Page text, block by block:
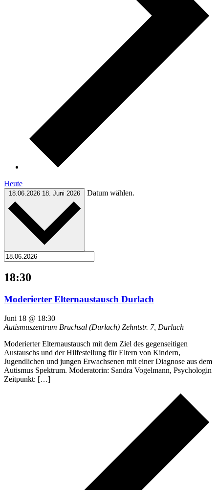
Heute
18.06.2026 18. Juni 2026 Datum wählen.
18:30
Moderierter Elternaustausch Durlach
Juni 18 @ 18:30
Autismuszentrum Bruchsal (Durlach) Zehntstr. 7, Durlach
Moderierter Elternaustausch mit dem Ziel des gegenseitigen
Austauschs und der Hilfestellung für Eltern von Kindern,
Jugendlichen und jungen Erwachsenen mit einer Diagnose aus dem
Autismus Spektrum. Moderatorin: Sandra Vogelmann, Psychologin
Zeitpunkt: […]